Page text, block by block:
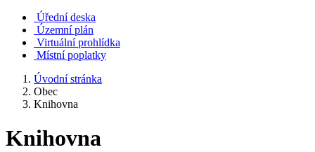
Úřední deska
Územní plán
Virtuální prohlídka
Místní poplatky
Úvodní stránka
Obec
Knihovna
Knihovna